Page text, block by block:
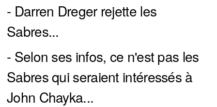
- Darren Dreger rejette les
Sabres...
- Selon ses infos, ce n'est pas les
Sabres qui seraient intéressés à
John Chayka...